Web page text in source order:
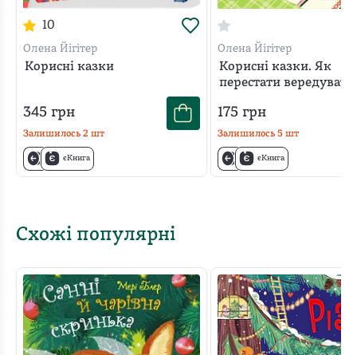
10
Олена Йігітер
Корисні казки
345 грн
Залишилось 2 шт
єКнига
Олена Йігітер
Корисні казки. Як
перестати
175грн
Залишилось 5шт
єКнига
Схожі популярні